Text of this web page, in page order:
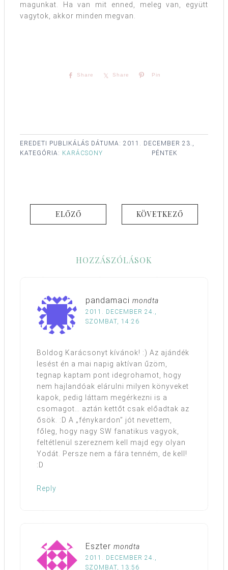
magunkat. Ha van mit enned, meleg van, együtt
vagytok, akkor minden megvan.
Share Share Pin
EREDETI PUBLIKÁLÁS DÁTUMA: 2011. DECEMBER 23.,
PÉNTEK
KATEGÓRIA: KARÁCSONY
ELŐZŐ KÖVETKEZŐ
HOZZÁSZÓLÁSOK
pandamaci mondta
2011. DECEMBER 24.,
SZOMBAT, 14:26
Boldog Karácsonyt kívánok! :) Az ajándék
lesést én a mai napig aktívan űzöm,
tegnap kaptam pont idegrohamot, hogy
nem hajlandóak elárulni milyen könyveket
kapok, pedig láttam megérkezni is a
csomagot… aztán kettőt csak előadtak az
ősök. :D A „fénykardon” jót nevettem,
főleg, hogy nagy SW fanatikus vagyok,
feltétlenül szereznem kell majd egy olyan
Yodát. Persze nem a fára tenném, de kell!
:D
Reply
Eszter mondta
2011. DECEMBER 24.,
SZOMBAT, 13:56